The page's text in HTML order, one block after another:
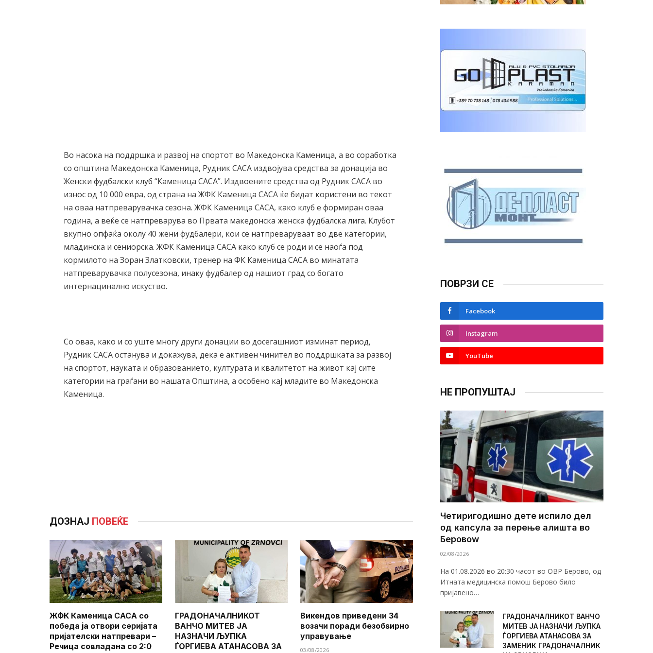
Во насока на поддршка и развој на спортот во Македонска Каменица, а во соработка
со општина Македонска Каменица, Рудник САСА издвојува средства за донација во
Женски фудбалски клуб “Каменица САСА”. Издвоените средства од Рудник САСА во
износ од 10 000 евра, од страна на ЖФК Каменица САСА ќе бидат користени во текот
на оваа натпреварувачка сезона. ЖФК Каменица САСА, како клуб е формиран оваа
година, а веќе се натпреварува во Првата македонска женска фудбалска лига. Клубот
вкупно опфаќа околу 40 жени фудбалери, кои се натпреваруваат во две категории,
младинска и сениорска. ЖФК Каменица САСА како клуб се роди и се наоѓа под
кормилото на Зоран Златковски, тренер на ФК Каменица САСА во минатата
натпреварувачка полусезона, инаку фудбалер од нашиот град со богато
интернацинално искуство.
Со оваа, како и со уште многу други донации во досегашниот изминат период,
Рудник САСА останува и докажува, дека е активен чинител во поддршката за развој
на спортот, науката и образованието, културата и квалитетот на живот кај сите
категории на граѓани во нашата Општина, а особено кај младите во Македонска
Каменица.
ДОЗНАЈ ПОВЕЌЕ
ЖФК Каменица САСА со
победа ја отвори серијата
пријателски натпревари –
Речица совладана со 2:0
ГРАДОНАЧАЛНИКОТ
ВАНЧО МИТЕВ ЈА
НАЗНАЧИ ЉУПКА
ЃОРГИЕВА АТАНАСОВА ЗА
Викендов приведени 34
возачи поради безобѕирно
управување
03/08/2026
ПОВРЗИ СЕ
Facebook
Instagram
YouTube
НЕ ПРОПУШТАЈ
Четиригодишно дете испило дел
од капсула за перење алишта во
Беровоw
02/08/2026
На 01.08.2026 во 20:30 часот во ОВР Берово, од
Итната медицинска помош Берово било
пријавено…
ГРАДОНАЧАЛНИКОТ ВАНЧО
МИТЕВ ЈА НАЗНАЧИ ЉУПКА
ЃОРГИЕВА АТАНАСОВА ЗА
ЗАМЕНИК ГРАДОНАЧАЛНИК